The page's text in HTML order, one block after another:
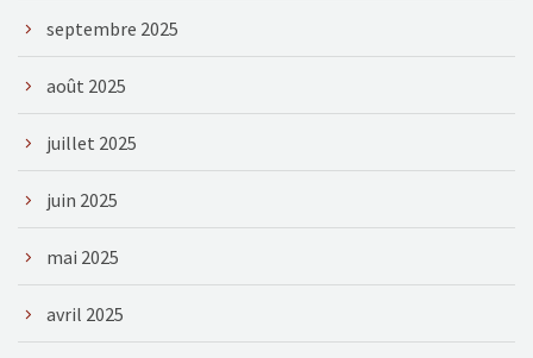
septembre 2025
août 2025
juillet 2025
juin 2025
mai 2025
avril 2025